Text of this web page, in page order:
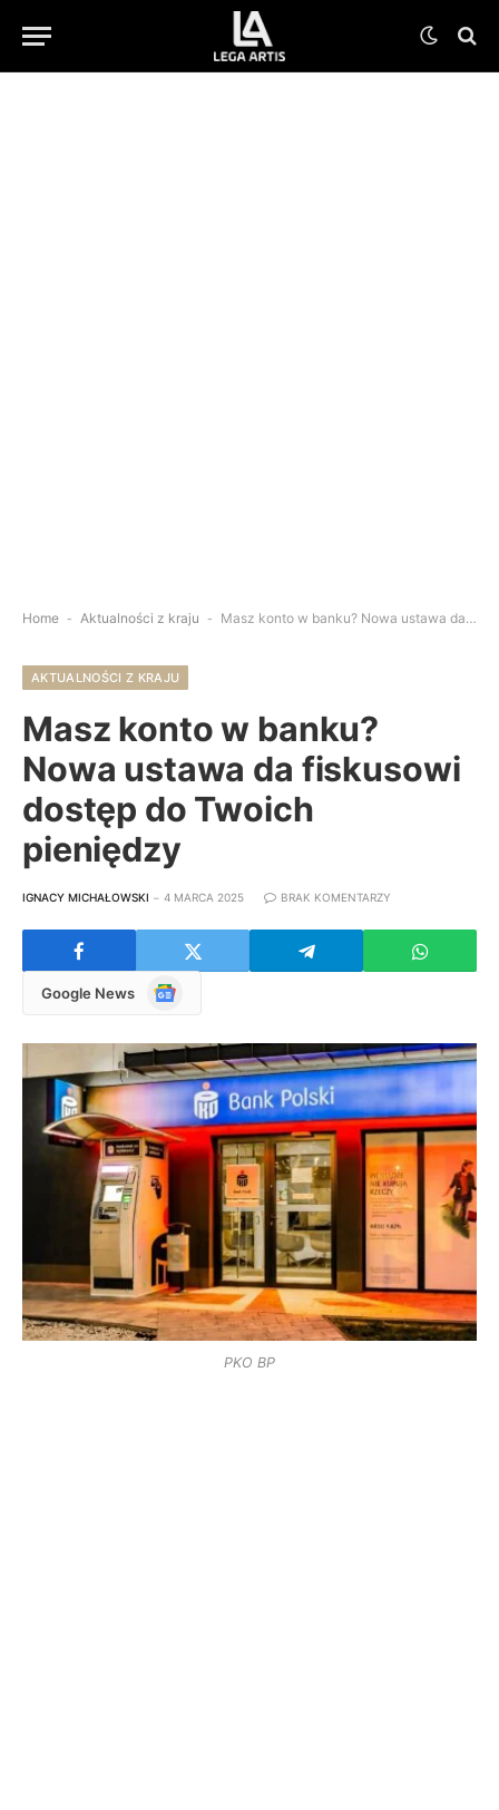
Home - Aktualności z kraju - Masz konto w banku? Nowa ustawa da fiskusowi dostęp do Twoich pieniędzy
AKTUALNOŚCI Z KRAJU
Masz konto w banku?
Nowa ustawa da fiskusowi
dostęp do Twoich
pieniędzy
IGNACY MICHAŁOWSKI 4 MARCA 2025 BRAK KOMENTARZY
Google News
Google
PKO BP